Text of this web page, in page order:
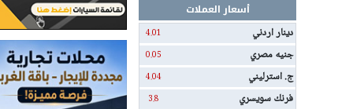
أسعار العملات
دينار اردني
4.01
جنيه مصري 0.05
ج. استرليني 4.04
فرنك سويسري 3.8